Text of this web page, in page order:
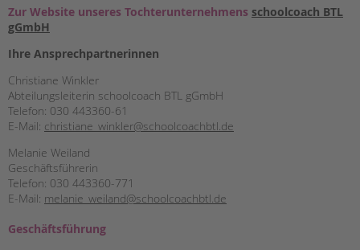
Zur Website unseres Tochterunternehmens schoolcoach BTL
gGmbH
Ihre Ansprechpartnerinnen
Christiane Winkler
Abteilungsleiterin schoolcoach BTL gGmbH
Telefon: 030 443360-61
E-Mail: christiane_winkler@schoolcoachbtl.de
Melanie Weiland
Geschäftsführerin
Telefon: 030 443360-771
E-Mail: melanie_weiland@schoolcoachbtl.de
Geschäftsführung